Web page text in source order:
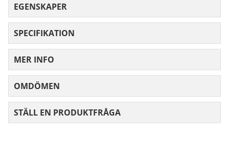
EGENSKAPER
SPECIFIKATION
MER INFO
OMDÖMEN
STÄLL EN PRODUKTFRÅGA